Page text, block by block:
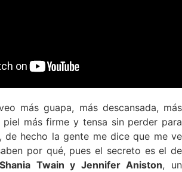
más guapa, más descansada, más
más firme y tensa sin perder para
de hecho la gente me dice que me ve
por qué, pues el secreto es el de
Twain y Jennifer Aniston, un